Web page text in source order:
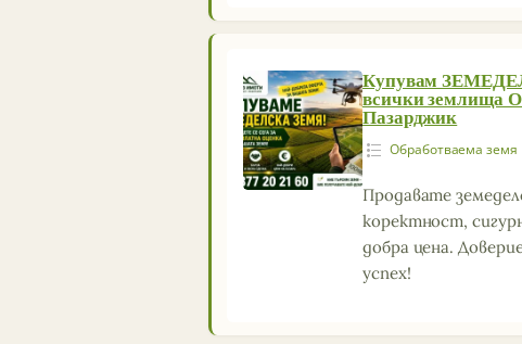
Купувам
всички землища
Пазарджик
Обработваема земя
Продавате
коректност,
добра цена.
успех!